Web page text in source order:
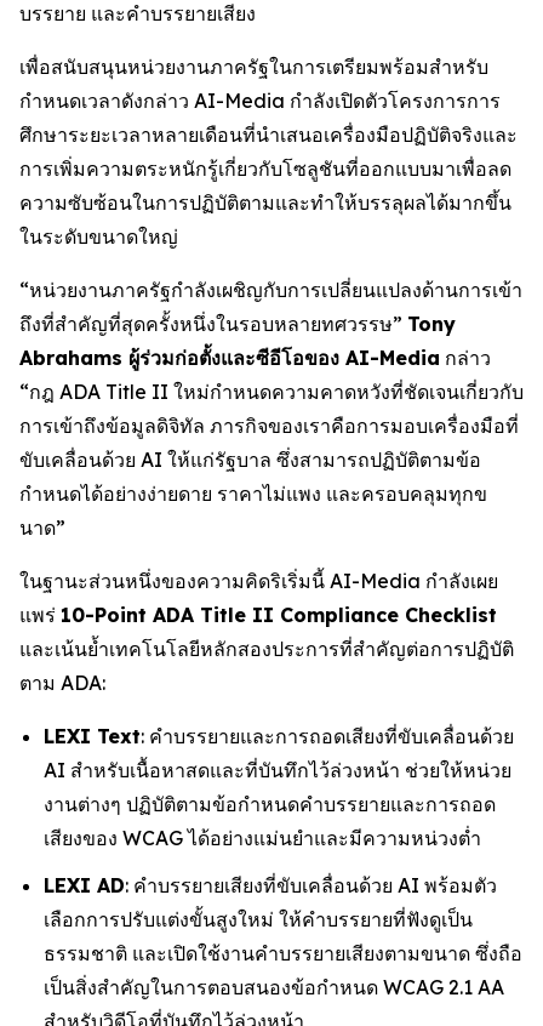
บรรยาย และคำบรรยายเสียง
เพื่อสนับสนุนหน่วยงานภาครัฐในการเตรียมพร้อมสำหรับ
กำหนดเวลาดังกล่าว AI-Media กำลังเปิดตัวโครงการการ
ศึกษาระยะเวลาหลายเดือนที่นำเสนอเครื่องมือปฏิบัติจริงและ
การเพิ่มความตระหนักรู้เกี่ยวกับโซลูชันที่ออกแบบมาเพื่อลด
ความซับซ้อนในการปฏิบัติตามและทำให้บรรลุผลได้มากขึ้น
ในระดับขนาดใหญ่
“หน่วยงานภาครัฐกำลังเผชิญกับการเปลี่ยนแปลงด้านการเข้า
ถึงที่สำคัญที่สุดครั้งหนึ่งในรอบหลายทศวรรษ” Tony
Abrahams ผู้ร่วมก่อตั้งและซีอีโอของ AI-Media กล่าว
“กฎ ADA Title II ใหม่กำหนดความคาดหวังที่ชัดเจนเกี่ยวกับ
การเข้าถึงข้อมูลดิจิทัล ภารกิจของเราคือการมอบเครื่องมือที่
ขับเคลื่อนด้วย AI ให้แก่รัฐบาล ซึ่งสามารถปฏิบัติตามข้อ
กำหนดได้อย่างง่ายดาย ราคาไม่แพง และครอบคลุมทุกข
นาด”
ในฐานะส่วนหนึ่งของความคิดริเริ่มนี้ AI-Media กำลังเผย
แพร่ 10-Point ADA Title II Compliance Checklist
และเน้นย้ำเทคโนโลยีหลักสองประการที่สำคัญต่อการปฏิบัติ
ตาม ADA:
LEXI Text: คำบรรยายและการถอดเสียงที่ขับเคลื่อนด้วย
AI สำหรับเนื้อหาสดและที่บันทึกไว้ล่วงหน้า ช่วยให้หน่วย
งานต่างๆ ปฏิบัติตามข้อกำหนดคำบรรยายและการถอด
เสียงของ WCAG ได้อย่างแม่นยำและมีความหน่วงต่ำ
LEXI AD: คำบรรยายเสียงที่ขับเคลื่อนด้วย AI พร้อมตัว
เลือกการปรับแต่งขั้นสูงใหม่ ให้คำบรรยายที่ฟังดูเป็น
ธรรมชาติ และเปิดใช้งานคำบรรยายเสียงตามขนาด ซึ่งถือ
เป็นสิ่งสำคัญในการตอบสนองข้อกำหนด WCAG 2.1 AA
สำหรับวิดีโอที่บันทึกไว้ล่วงหน้า